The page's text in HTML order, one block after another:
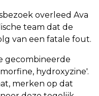
overleed Ava
team dat de
van een fatale fout.
gecombineerde
hydroxyzine'.
merken op dat